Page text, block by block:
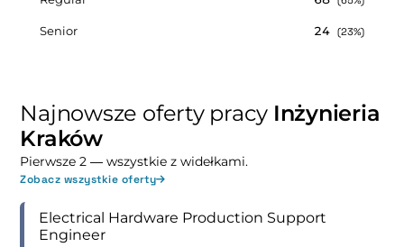
Senior 24 (23%)
Najnowsze oferty pracy Inżynieria
Kraków
Pierwsze 2 — wszystkie z widełkami.
Zobacz wszystkie oferty
Electrical Hardware Production Support
Engineer